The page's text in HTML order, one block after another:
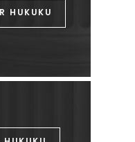
HUKUKU